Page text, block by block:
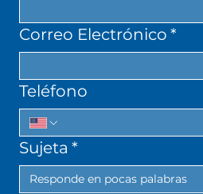
Correo Electrónico *
Teléfono
Sujeta *